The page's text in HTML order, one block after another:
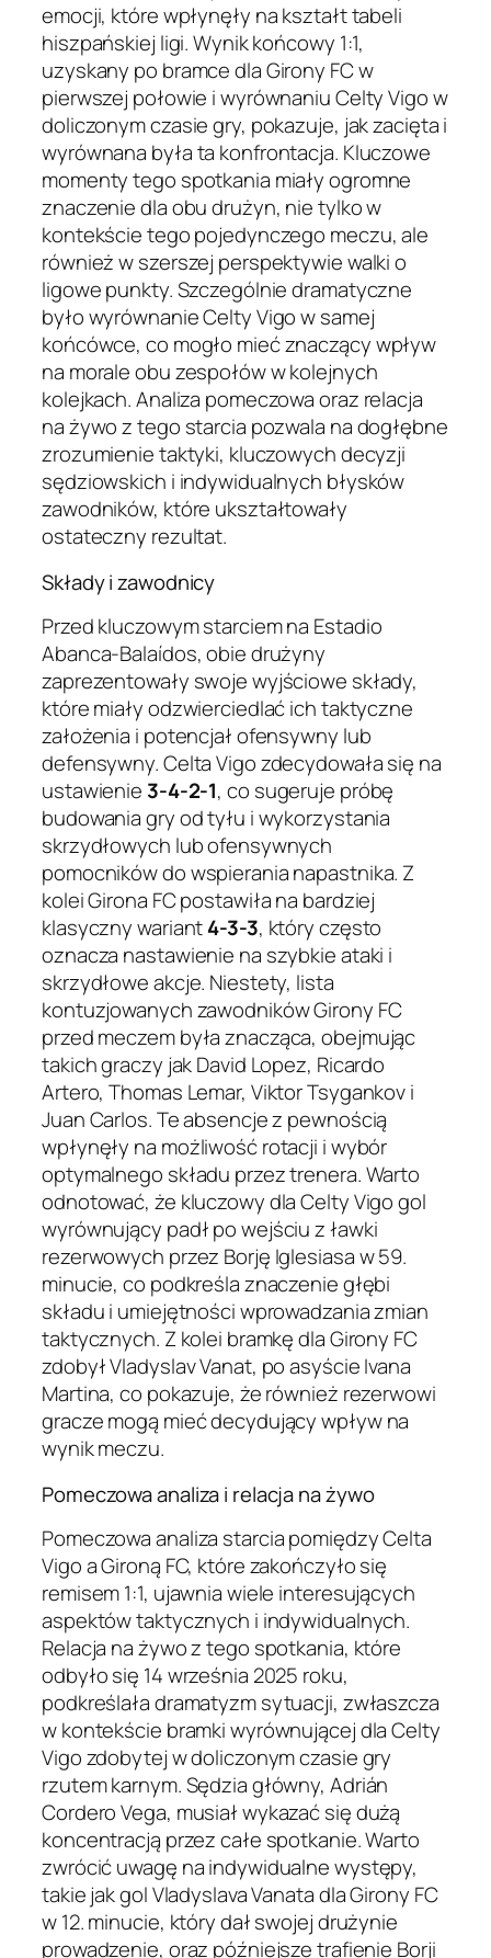
emocji, które wpłynęły na kształt tabeli
hiszpańskiej ligi. Wynik końcowy 1:1,
uzyskany po bramce dla Girony FC w
pierwszej połowie i wyrównaniu Celty Vigo w
doliczonym czasie gry, pokazuje, jak zacięta i
wyrównana była ta konfrontacja. Kluczowe
momenty tego spotkania miały ogromne
znaczenie dla obu drużyn, nie tylko w
kontekście tego pojedynczego meczu, ale
również w szerszej perspektywie walki o
ligowe punkty. Szczególnie dramatyczne
było wyrównanie Celty Vigo w samej
końcówce, co mogło mieć znaczący wpływ
na morale obu zespołów w kolejnych
kolejkach. Analiza pomeczowa oraz relacja
na żywo z tego starcia pozwala na dogłębne
zrozumienie taktyki, kluczowych decyzji
sędziowskich i indywidualnych błysków
zawodników, które ukształtowały
ostateczny rezultat.
Składy i zawodnicy
Przed kluczowym starciem na Estadio
Abanca-Balaídos, obie drużyny
zaprezentowały swoje wyjściowe składy,
które miały odzwierciedlać ich taktyczne
założenia i potencjał ofensywny lub
defensywny. Celta Vigo zdecydowała się na
ustawienie 3-4-2-1, co sugeruje próbę
budowania gry od tyłu i wykorzystania
skrzydłowych lub ofensywnych
pomocników do wspierania napastnika. Z
kolei Girona FC postawiła na bardziej
klasyczny wariant4-3-3, który często
oznacza nastawienie na szybkie ataki i
skrzydłowe akcje. Niestety, lista
kontuzjowanych zawodników Girony FC
przed meczem była znacząca, obejmując
takich graczy jak David Lopez, Ricardo
Artero, Thomas Lemar, Viktor Tsygankov i
Juan Carlos. Te absencje z pewnością
wpłynęły na możliwość rotacji i wybór
optymalnego składu przez trenera. Warto
odnotować, że kluczowy dla Celty Vigo gol
wyrównujący padł po wejściu z ławki
rezerwowych przez Borję Iglesiasa w 59.
minucie, co podkreśla znaczenie głębi
składu i umiejętności wprowadzania zmian
taktycznych. Z kolei bramkę dla Girony FC
zdobył Vladyslav Vanat, po asyście Ivana
Martina, co pokazuje, że również rezerwowi
gracze mogą mieć decydujący wpływ na
wynik meczu.
Pomeczowa analiza i relacja na żywo
Pomeczowa analiza starcia pomiędzy Celta
Vigo a Gironą FC, które zakończyło się
remisem 1:1, ujawnia wiele interesujących
aspektów taktycznych i indywidualnych.
Relacja na żywo z tego spotkania, które
odbyło się 14 września 2025 roku,
podkreślała dramatyzm sytuacji, zwłaszcza
w kontekście bramki wyrównującej dla Celty
Vigo zdobytej w doliczonym czasie gry
rzutem karnym. Sędzia główny, Adrián
Cordero Vega, musiał wykazać się dużą
koncentracją przez całe spotkanie. Warto
zwrócić uwagę na indywidualne występy,
takie jak gol Vladyslava Vanata dla Girony FC
w 12. minucie, który dał swojej drużynie
prowadzenie, oraz późniejsze trafienie Borji